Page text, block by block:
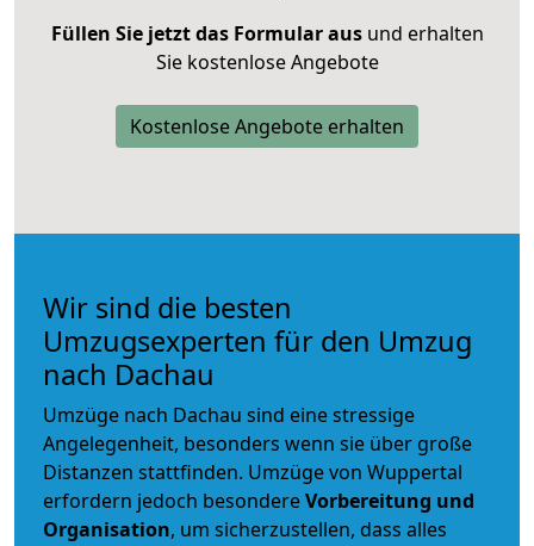
Füllen Sie jetzt das Formular ausund erhalten
Sie kostenlose Angebote
Kostenlose Angebote erhalten
Wir sind die besten
Umzugsexperten für den Umzug
nach Dachau
Umzüge nach Dachau sind eine stressige
Angelegenheit, besonders wenn sie über große
Distanzen stattfinden. Umzüge von Wuppertal
erfordern jedoch besondereVorbereitung und
Organisation, um sicherzustellen, dass alles